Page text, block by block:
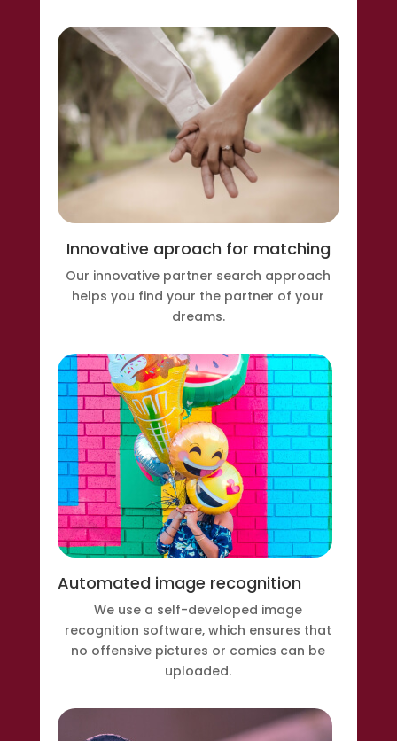
Innovative aproach for matching
Our innovative partner search approach
helps you find your the partner of your
dreams.
Automated image recognition
We use a self-developed image
recognition software, which ensures that
no offensive pictures or comics can be
uploaded.